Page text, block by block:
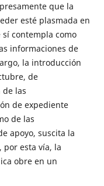
que la
esté plasmada en
contempla como
informaciones de
la introducción
de
las
de expediente
de las
apoyo, suscita la
por esta vía, la
obre en un